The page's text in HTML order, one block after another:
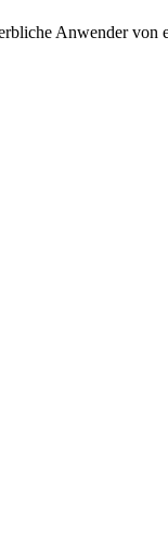
Anwender von